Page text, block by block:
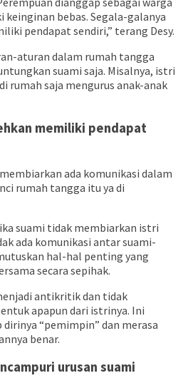
bebas. Segala-galanya
pendapat sendiri,” terang Desy.
aturan dalam rumah tangga
suami saja. Misalnya, istri
rumah saja mengurus anak-anak
memiliki pendapat
ada komunikasi dalam
rumah tangga itu ya di
suami tidak membiarkan istri
ada komunikasi antar suami-
hal-hal penting yang
secara sepihak.
antikritik dan tidak
apapun dari istrinya. Ini
“pemimpin” dan merasa
benar.
urusan suami